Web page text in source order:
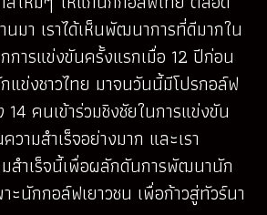
นมา เราได้เห็นพัฒนาการที่ดีมากใน
การแข่งขันครั้งแรกเมื่อ 12 ปีก่อน
ข่งชาวไทย มาจนวันนี้มีโปรกอล์ฟ
คนเข้าร่วมชิงชัยในการแข่งขัน
วามสำเร็จอย่างมาก และเรา
สำเร็จนี้เพื่อผลักดันการพัฒนานัก
ะนักกอล์ฟเยาวชน เพื่อก้าวสู่ทัวร์นา